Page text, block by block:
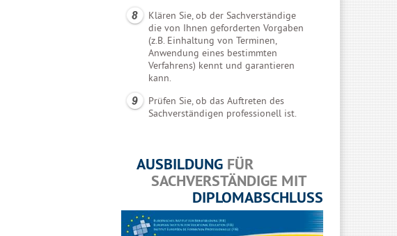
Klären Sie, ob der Sachverständige
die von Ihnen geforderten Vorgaben
(z.B. Einhaltung von Terminen,
Anwendung eines bestimmten
Verfahrens) kennt und garantieren
kann.
Prüfen Sie, ob das Auftreten des
Sachverständigen professionell ist.
AUSBILDUNG FÜR
SACHVERSTÄNDIGE MIT
DIPLOMABSCHLUSS